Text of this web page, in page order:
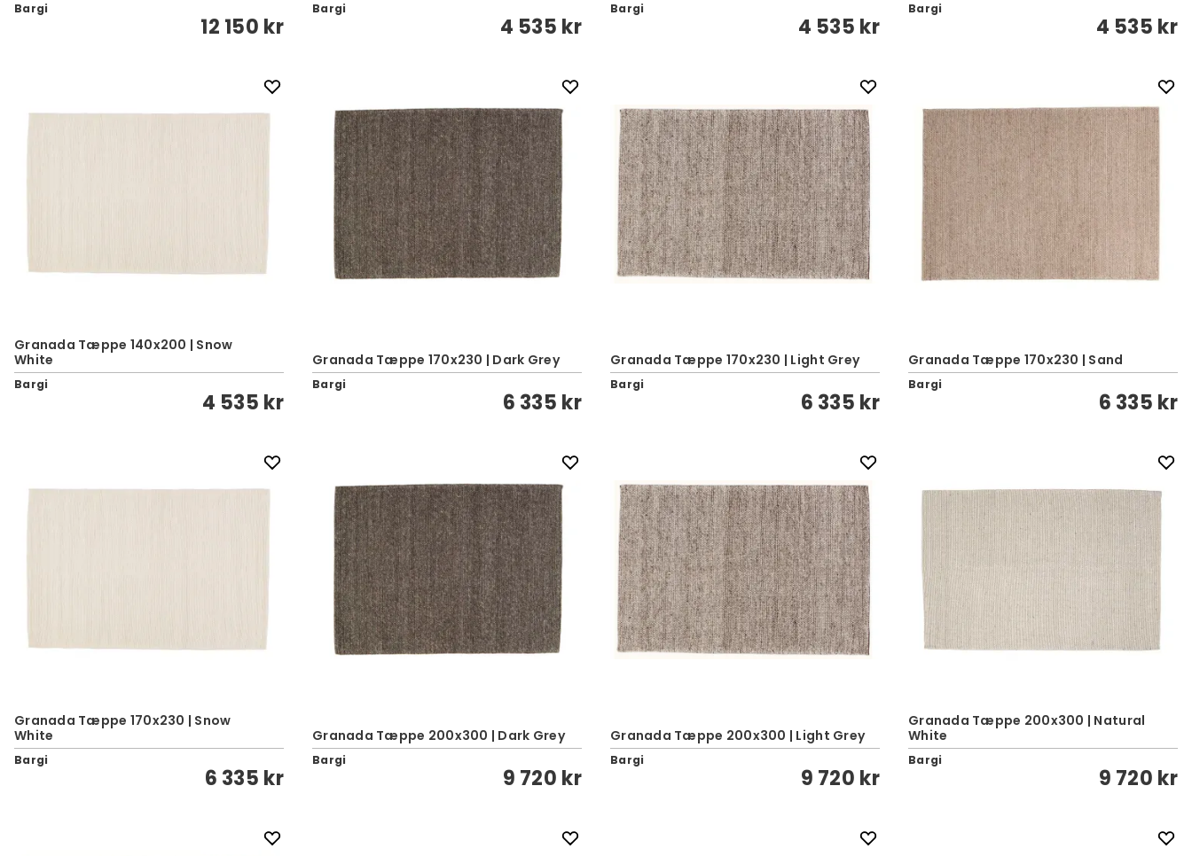
Bargi
12 150 kr
Bargi
4 535 kr
Bargi
4 535 kr
Bargi
4 535 kr
Granada Tæppe 140x200 | Snow
White
Bargi
4 535 kr
Granada Tæppe 170x230 | Dark Grey
Bargi
6 335 kr
Granada Tæppe 170x230 | Light Grey
Bargi
6 335 kr
Granada Tæppe 170x230 | Sand
Bargi
6 335 kr
Granada Tæppe 170x230 | Snow
White
Bargi
6 335 kr
Granada Tæppe 200x300 | Dark Grey
Bargi
9 720 kr
Granada Tæppe 200x300 | Light Grey
Bargi
9 720 kr
Granada Tæppe 200x300 | Natural
White
Bargi
9 720 kr